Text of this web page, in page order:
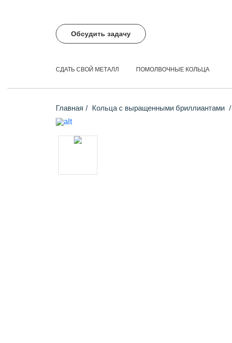
Обсудить задачу
СДАТЬ СВОЙ МЕТАЛЛ ПОМОЛВОЧНЫЕ КОЛЬЦА
Главная Кольца с выращенными бриллиантами